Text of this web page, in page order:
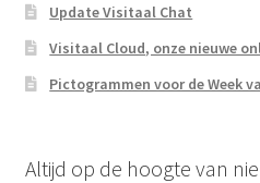
Update Visitaal Chat
Visitaal Cloud, onze nieuwe
Pictogrammen voor de Week
Altijd op de hoogte van